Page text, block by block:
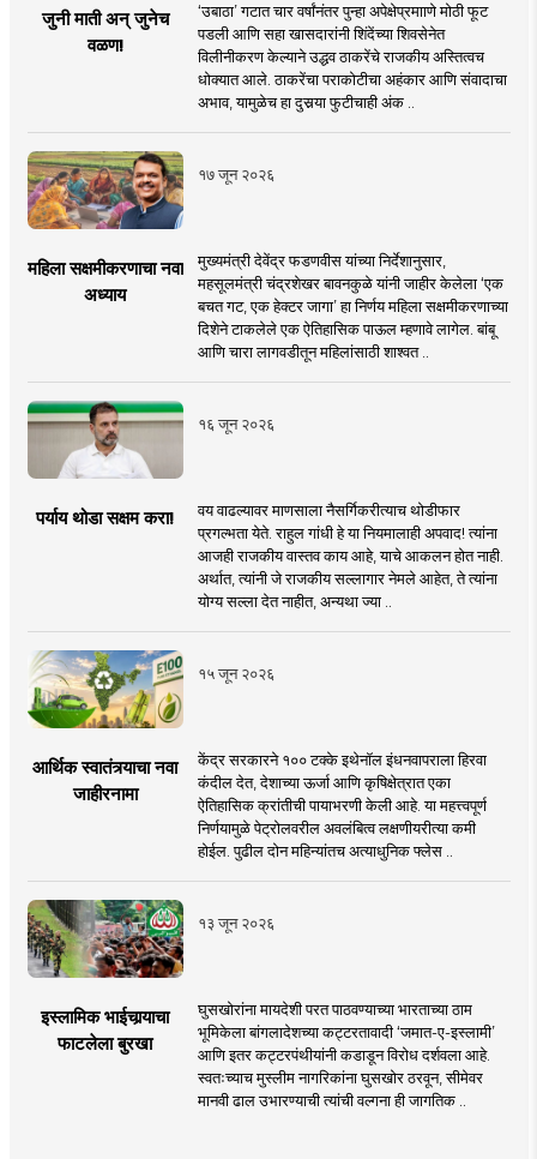
जुनी माती अन् जुनेच
वळण!
‘उबाठा’ गटात चार वर्षांनंतर पुन्हा अपेक्षेप्रमााणे मोठी फूट
पडली आणि सहा खासदारांनी शिंदेंच्या शिवसेनेत
विलीनीकरण केल्याने उद्धव ठाकरेंचे राजकीय अस्तित्वच
धोक्यात आले. ठाकरेंचा पराकोटीचा अहंकार आणि संवादाचा
अभाव, यामुळेच हा दुसर्‍या फुटीचाही अंक ..
१७ जून २०२६
महिला सक्षमीकरणाचा नवा
अध्याय
मुख्यमंत्री देवेंद्र फडणवीस यांच्या निर्देशानुसार,
महसूलमंत्री चंद्रशेखर बावनकुळे यांनी जाहीर केलेला ‘एक
बचत गट, एक हेक्टर जागा’ हा निर्णय महिला सक्षमीकरणाच्या
दिशेने टाकलेले एक ऐतिहासिक पाऊल म्हणावे लागेल. बांबू
आणि चारा लागवडीतून महिलांसाठी शाश्वत ..
१६ जून २०२६
पर्याय थोडा सक्षम करा!
वय वाढल्यावर माणसाला नैसर्गिकरीत्याच थोडीफार
प्रगल्भता येते. राहुल गांधी हे या नियमालाही अपवाद! त्यांना
आजही राजकीय वास्तव काय आहे, याचे आकलन होत नाही.
अर्थात, त्यांनी जे राजकीय सल्लागार नेमले आहेत, ते त्यांना
योग्य सल्ला देत नाहीत, अन्यथा ज्या ..
१५ जून २०२६
आर्थिक स्वातंत्र्याचा नवा
जाहीरनामा
केंद्र सरकारने १०० टक्के इथेनॉल इंधनवापराला हिरवा
कंदील देत, देशाच्या ऊर्जा आणि कृषिक्षेत्रात एका
ऐतिहासिक क्रांतीची पायाभरणी केली आहे. या महत्त्वपूर्ण
निर्णयामुळे पेट्रोलवरील अवलंबित्व लक्षणीयरीत्या कमी
होईल. पुढील दोन महिन्यांतच अत्याधुनिक फ्लेस ..
१३ जून २०२६
इस्लामिक भाईचार्‍याचा
फाटलेला बुरखा
घुसखोरांना मायदेशी परत पाठवण्याच्या भारताच्या ठाम
भूमिकेला बांगलादेशच्या कट्टरतावादी ‘जमात-ए-इस्लामी’
आणि इतर कट्टरपंथीयांनी कडाडून विरोध दर्शवला आहे.
स्वतःच्याच मुस्लीम नागरिकांना घुसखोर ठरवून, सीमेवर
मानवी ढाल उभारण्याची त्यांची वल्गना ही जागतिक ..